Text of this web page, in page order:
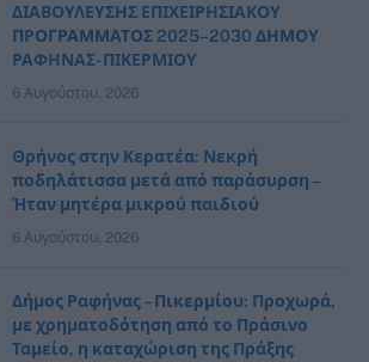
ΔΙΑΒΟΥΛΕΥΣΗΣ ΕΠΙΧΕΙΡΗΣΙΑΚΟΥ
ΠΡΟΓΡΑΜΜΑΤΟΣ 2025–2030 ΔΗΜΟΥ
ΡΑΦΗΝΑΣ- ΠΙΚΕΡΜΙΟΥ
6 Αυγούστου, 2026
Θρήνος στην Κερατέα: Νεκρή
ποδηλάτισσα μετά από παράσυρση –
Ήταν μητέρα μικρού παιδιού
6 Αυγούστου, 2026
Δήμος Ραφήνας – Πικερμίου: Προχωρά,
με χρηματοδότηση από το Πράσινο
Ταμείο, η καταχώριση της Πράξης